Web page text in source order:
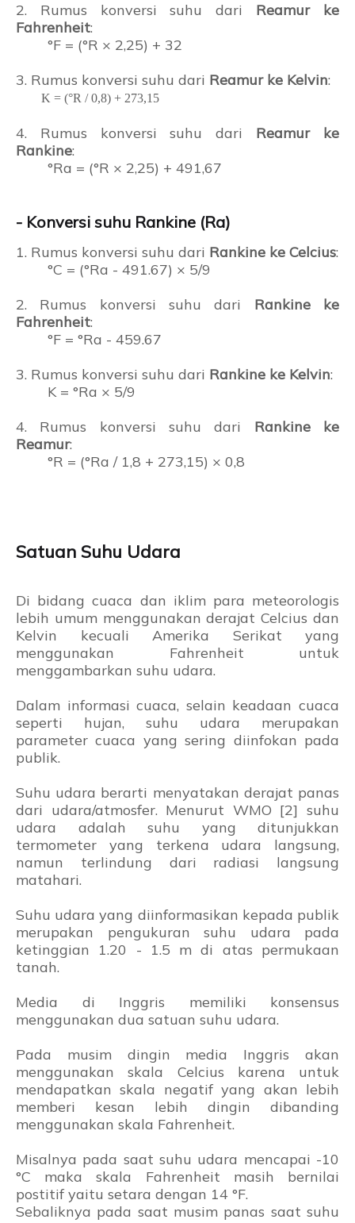
2. Rumus konversi suhu dari Reamur ke
Fahrenheit:
°F = (°R × 2,25) + 32
3. Rumus konversi suhu dari Reamur ke Kelvin:
K = (°R / 0,8) + 273,15
4. Rumus konversi suhu dari Reamur ke
Rankine:
°Ra = (°R × 2,25) + 491,67
- Konversi suhu Rankine (Ra)
1. Rumus konversi suhu dari Rankine ke Celcius:
°C = (°Ra - 491.67) × 5/9
2. Rumus konversi suhu dari Rankine ke
Fahrenheit:
°F = °Ra - 459.67
3. Rumus konversi suhu dari Rankine ke Kelvin:
K = °Ra × 5/9
4. Rumus konversi suhu dari Rankine ke
Reamur:
°R = (°Ra / 1,8 + 273,15) × 0,8
Satuan Suhu Udara
Di bidang cuaca dan iklim para meteorologis
lebih umum menggunakan derajat Celcius dan
Kelvin kecuali Amerika Serikat yang
menggunakan Fahrenheit untuk
menggambarkan suhu udara.
Dalam informasi cuaca, selain keadaan cuaca
seperti hujan, suhu udara merupakan
parameter cuaca yang sering diinfokan pada
publik.
Suhu udara berarti menyatakan derajat panas
dari udara/atmosfer. Menurut WMO [2] suhu
udara adalah suhu yang ditunjukkan
termometer yang terkena udara langsung,
namun terlindung dari radiasi langsung
matahari.
Suhu udara yang diinformasikan kepada publik
merupakan pengukuran suhu udara pada
ketinggian 1.20 - 1.5 m di atas permukaan
tanah.
Media di Inggris memiliki konsensus
menggunakan dua satuan suhu udara.
Pada musim dingin media Inggris akan
menggunakan skala Celcius karena untuk
mendapatkan skala negatif yang akan lebih
memberi kesan lebih dingin dibanding
menggunakan skala Fahrenheit.
Misalnya pada saat suhu udara mencapai -10
°C maka skala Fahrenheit masih bernilai
postitif yaitu setara dengan 14 °F.
Sebaliknya pada saat musim panas saat suhu